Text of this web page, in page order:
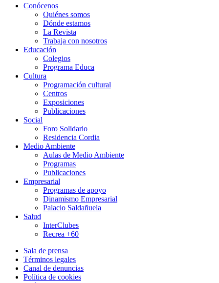
Conócenos
Quiénes somos
Dónde estamos
La Revista
Trabaja con nosotros
Educación
Colegios
Programa Educa
Cultura
Programación cultural
Centros
Exposiciones
Publicaciones
Social
Foro Solidario
Residencia Cordia
Medio Ambiente
Aulas de Medio Ambiente
Programas
Publicaciones
Empresarial
Programas de apoyo
Dinamismo Empresarial
Palacio Saldañuela
Salud
InterClubes
Recrea +60
Sala de prensa
Términos legales
Canal de denuncias
Política de cookies